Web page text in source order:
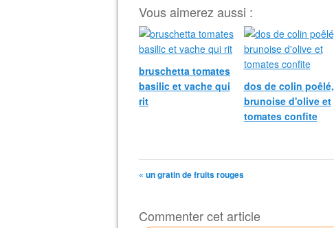
Vous aimerez aussi :
bruschetta tomates
basilic et vache qui
rit
dos de colin poêlé,
brunoise d'olive et
tomates confite
« un gratin de fruits rouges
Commenter cet article